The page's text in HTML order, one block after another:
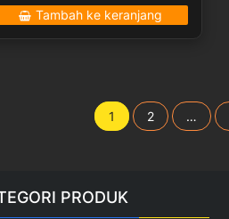
Tambah ke keranjang
Paginasi
1 2 …
PRODUK